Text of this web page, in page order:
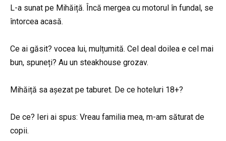
L-a sunat pe Mihăiță. Încă mergea cu motorul în fundal, se
întorcea acasă.
Ce ai găsit? vocea lui, mulțumită. Cel deal doilea e cel mai
bun, spuneți? Au un steakhouse grozav.
Mihăiță sa așezat pe taburet. De ce hoteluri 18+?
De ce? Ieri ai spus: Vreau familia mea, m-am săturat de
copii.